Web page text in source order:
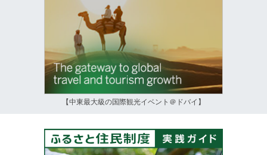
【中東最大級の国際観光イベント＠ドバイ】